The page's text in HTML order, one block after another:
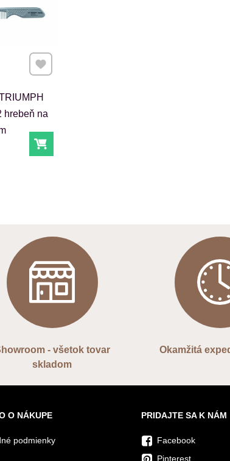
hrebeň na
Do košíka
Pridať k Obľúbeným
- všetok tovar
skladom
Okamžitá
O NÁKUPE
podmienky
PRIDAJTE SA K NÁM
Facebook
Pinterest